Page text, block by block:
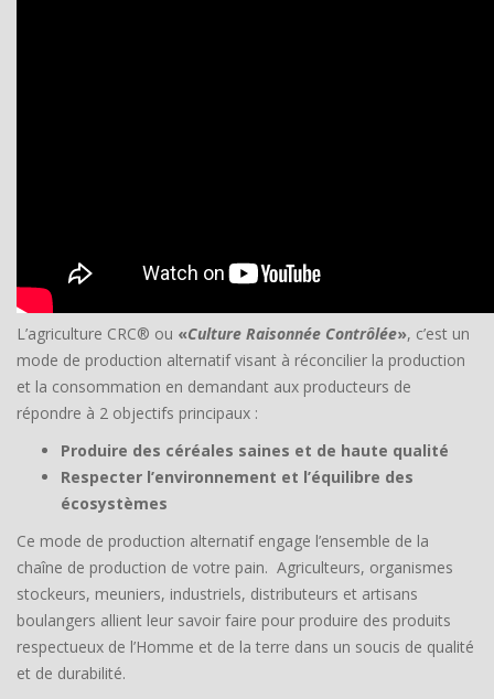
L’agriculture CRC® ou «Culture Raisonnée Contrôlée», c’est un
mode de production alternatif visant à réconcilier la production
et la consommation en demandant aux producteurs de
répondre à 2 objectifs principaux :
Produire des céréales saines et de haute qualité
Respecter l’environnement et l’équilibre des
écosystèmes
Ce mode de production alternatif engage l’ensemble de la
chaîne de production de votre pain. Agriculteurs, organismes
stockeurs, meuniers, industriels, distributeurs et artisans
boulangers allient leur savoir faire pour produire des produits
respectueux de l’Homme et de la terre dans un soucis de qualité
et de durabilité.